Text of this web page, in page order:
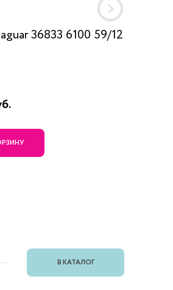
36833 6100 59/12
В КАТАЛОГ